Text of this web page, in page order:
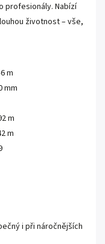
profesionály. Nabízí
životnost – vše,
m
mm
m
m
i při náročnějších